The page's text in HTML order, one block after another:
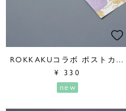
ROKKAKUコラボ ポストカード
¥ 330
new